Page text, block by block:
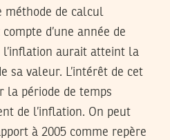
méthode de calcul
d’une année de
aurait atteint la
sa valeur. L’intérêt de cet
la période de temps
de l’inflation. On peut
à 2005 comme repère